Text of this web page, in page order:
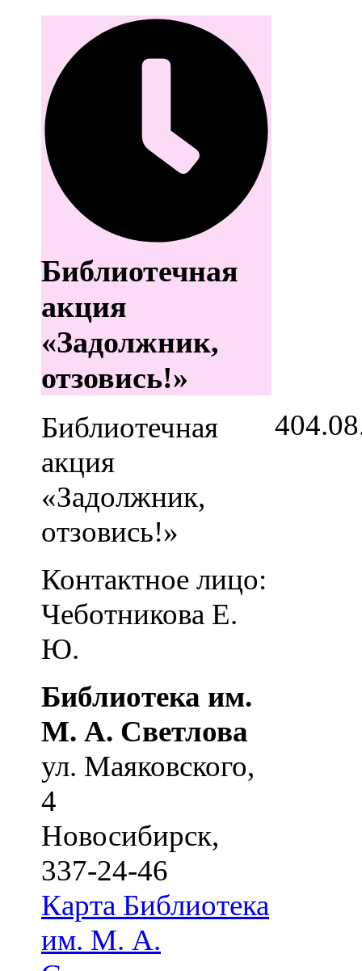
Библиотечная
акция
«Задолжник,
отзовись!»
Библиотечная
акция
«Задолжник,
отзовись!»
Контактное лицо:
Чеботникова Е.
Ю.
Библиотека им.
М. А. Светлова
ул. Маяковского,
4
Новосибирск,
337-24-46
Карта Библиотека
им. М. А.
4